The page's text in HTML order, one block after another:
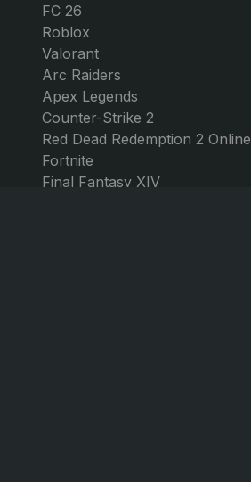
FC 26
Roblox
Valorant
Arc Raiders
Apex Legends
Counter-Strike 2
Red Dead Redemption 2 Online
Fortnite
Final Fantasy XIV